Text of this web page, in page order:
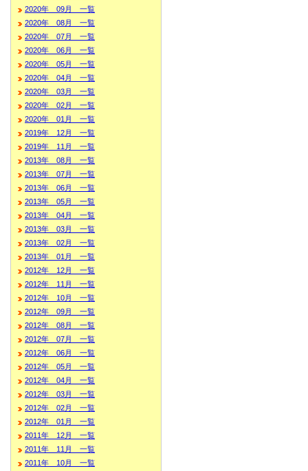
2020年 09月 一覧
2020年 08月 一覧
2020年 07月 一覧
2020年 06月 一覧
2020年 05月 一覧
2020年 04月 一覧
2020年 03月 一覧
2020年 02月 一覧
2020年 01月 一覧
2019年 12月 一覧
2019年 11月 一覧
2013年 08月 一覧
2013年 07月 一覧
2013年 06月 一覧
2013年 05月 一覧
2013年 04月 一覧
2013年 03月 一覧
2013年 02月 一覧
2013年 01月 一覧
2012年 12月 一覧
2012年 11月 一覧
2012年 10月 一覧
2012年 09月 一覧
2012年 08月 一覧
2012年 07月 一覧
2012年 06月 一覧
2012年 05月 一覧
2012年 04月 一覧
2012年 03月 一覧
2012年 02月 一覧
2012年 01月 一覧
2011年 12月 一覧
2011年 11月 一覧
2011年 10月 一覧